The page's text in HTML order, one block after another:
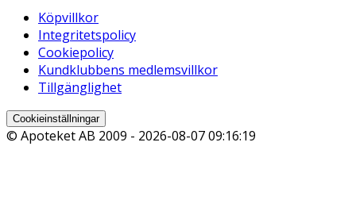
Köpvillkor
Integritetspolicy
Cookiepolicy
Kundklubbens medlemsvillkor
Tillgänglighet
Cookieinställningar
© Apoteket AB 2009 - 2026-08-07 09:16:19